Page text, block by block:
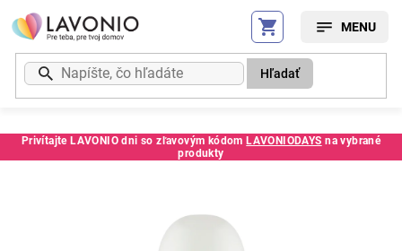
Prejsť
na
obsah
Privítajte LAVONIO dni so zľavovým kódom LAVONIODAYS na vybrané
produkty
Hľadať
Kód: 139731SC